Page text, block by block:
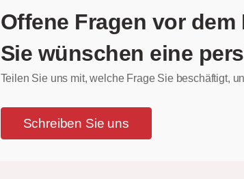
Offene Fragen vor dem
Sie wünschen eine
Teilen Sie uns mit, welche Frage Sie beschäftigt,
Schreiben Sie uns